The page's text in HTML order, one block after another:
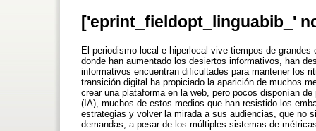
['eprint_fieldopt_linguabib_'
El periodismo local e hiperlocal vive tiempos de
donde han aumentado los desiertos informativos, han
informativos encuentran dificultades para mantener los
transición digital ha propiciado la aparición de muchos
crear una plataforma en la web, pero pocos disponían
(IA), muchos de estos medios que han resistido los
estrategias y volver la mirada a sus audiencias, que no
demandas, a pesar de los múltiples sistemas de